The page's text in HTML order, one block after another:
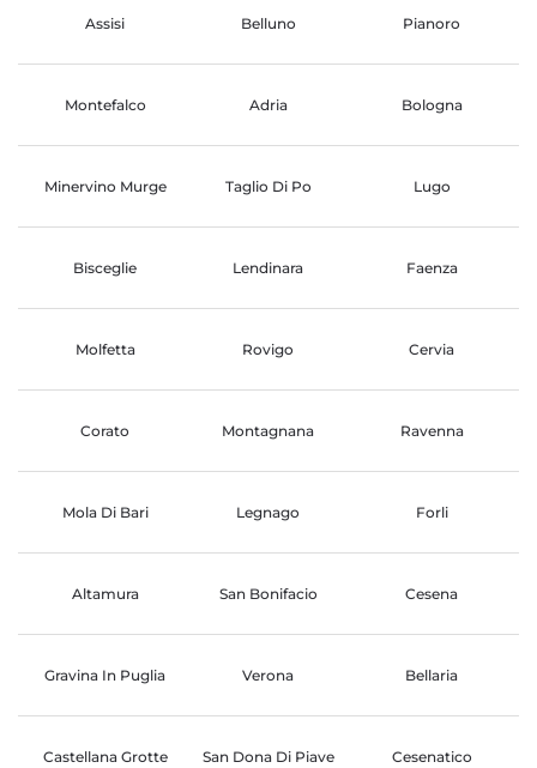
Assisi Belluno Pianoro
Montefalco Adria Bologna
Minervino Murge Taglio Di Po Lugo
Bisceglie Lendinara Faenza
Molfetta Rovigo Cervia
Corato Montagnana Ravenna
Mola Di Bari Legnago Forli
Altamura San Bonifacio Cesena
Gravina In Puglia Verona Bellaria
Castellana Grotte San Dona Di Piave Cesenatico